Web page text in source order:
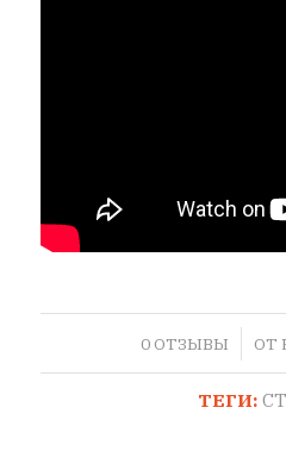
0 ОТЗЫВЫ
/ ОТ
ТЕГИ: